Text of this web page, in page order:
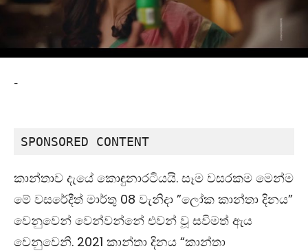
-
SPONSORED CONTENT
කාන්තාව දැයේ කොඳුනාරටියයි. සෑම වසරකම මෙන්ම
මේ වසරේදීත් මාර්තු 08 වැනිදා ”ලෝක කාන්තා දිනය”
වෙනුවෙන් වෙන්වන්නේ එවන් වූ සවිමත් ඇය
වෙනුවෙනි. 2021 කාන්තා දිනය “කාන්තා